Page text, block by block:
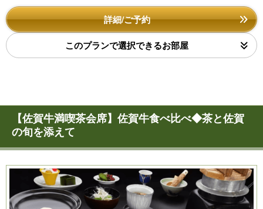
詳細/ご予約
このプランで選択できるお部屋
【佐賀牛満喫茶会席】佐賀牛食べ比べ◆茶と佐賀
の旬を添えて